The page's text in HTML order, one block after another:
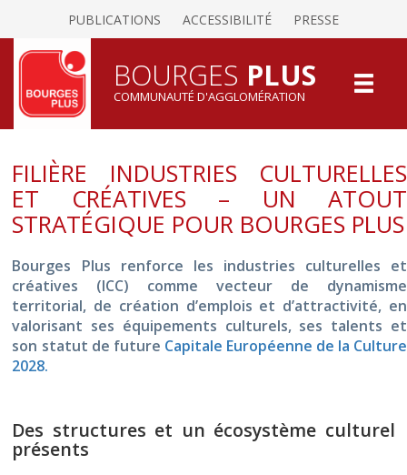
PUBLICATIONS ACCESSIBILITÉ PRESSE
BOURGES PLUS
COMMUNAUTÉ D'AGGLOMÉRATION
FILIÈRE INDUSTRIES CULTURELLES
ET CRÉATIVES – UN ATOUT
STRATÉGIQUE POUR BOURGES PLUS
Bourges Plus renforce les industries culturelles et
créatives (ICC) comme vecteur de dynamisme
territorial, de création d’emplois et d’attractivité, en
valorisant ses équipements culturels, ses talents et
son statut de future Capitale Européenne de la Culture
2028.
Des structures et un écosystème culturel
présents